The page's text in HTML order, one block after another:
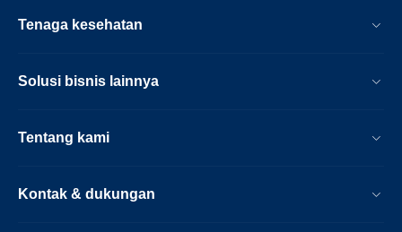
Tenaga kesehatan
Solusi bisnis lainnya
Tentang kami
Kontak & dukungan